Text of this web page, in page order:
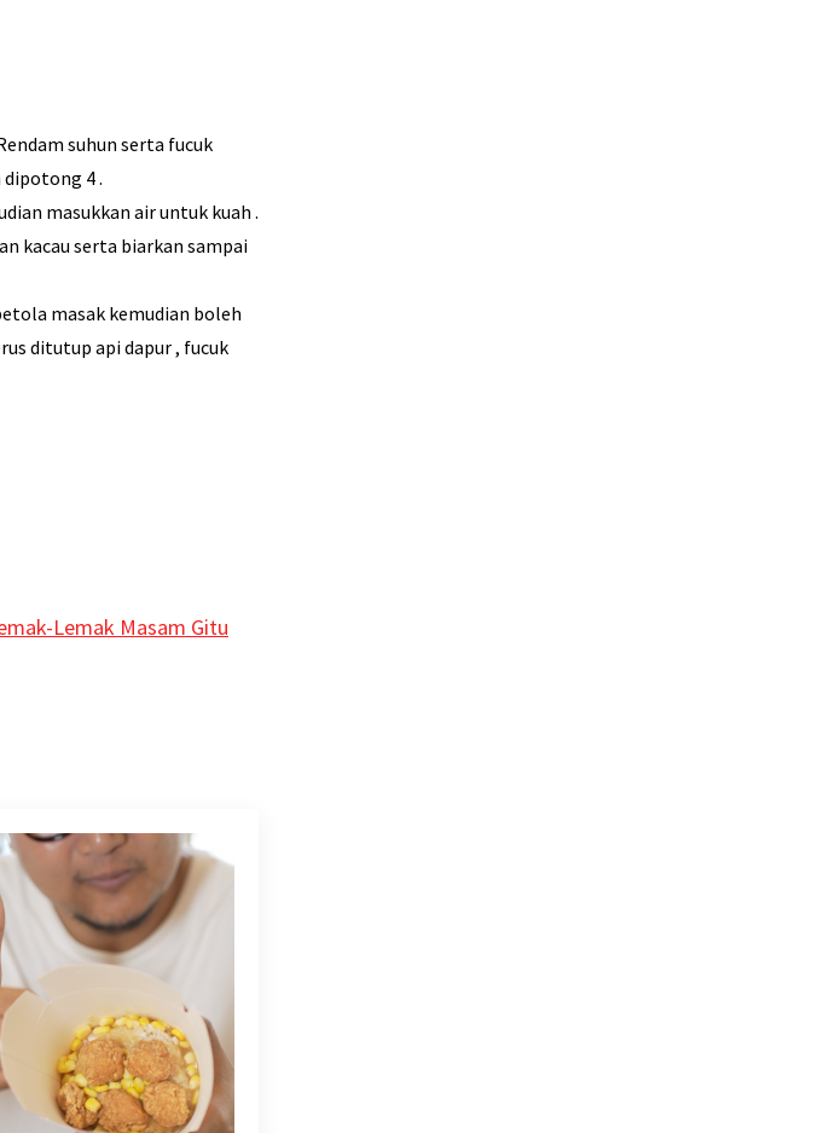
suhun serta fucuk
4 .
masukkan air untuk kuah .
kacau serta biarkan sampai
masak kemudian boleh
ditutup api dapur , fucuk
Lemak Masam Gitu